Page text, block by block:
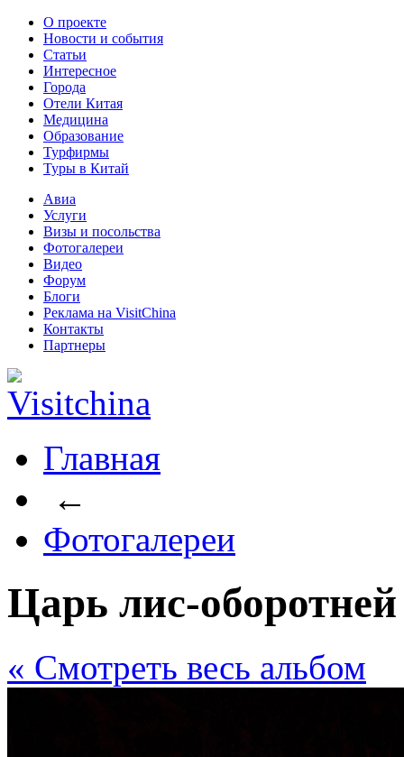
О проекте
Новости и события
Статьи
Интересное
Города
Отели Китая
Медицина
Образование
Турфирмы
Туры в Китай
Авиа
Услуги
Визы и посольства
Фотогалереи
Видео
Форум
Блоги
Реклама на VisitChina
Контакты
Партнеры
Главная
←
Фотогалереи
Царь лис-оборотней
« Cмотреть весь альбом